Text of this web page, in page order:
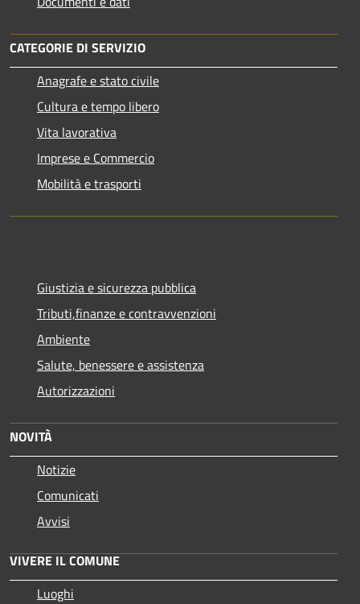
CATEGORIE DI SERVIZIO
Anagrafe e stato civile
Cultura e tempo libero
Vita lavorativa
Imprese e Commercio
Mobilità e trasporti
Giustizia e sicurezza pubblica
Tributi,finanze e contravvenzioni
Ambiente
Salute, benessere e assistenza
Autorizzazioni
NOVITÀ
Notizie
Comunicati
Avvisi
VIVERE IL COMUNE
Luoghi